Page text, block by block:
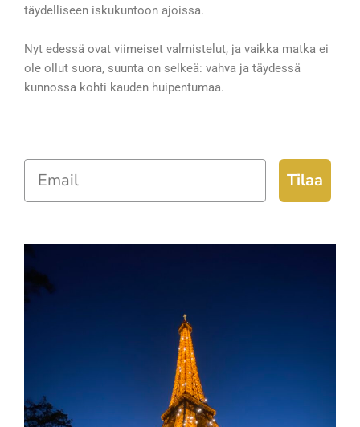
täydelliseen iskukuntoon ajoissa.
Nyt edessä ovat viimeiset valmistelut, ja vaikka matka ei
ole ollut suora, suunta on selkeä: vahva ja täydessä
kunnossa kohti kauden huipentumaa.
Email
Tilaa